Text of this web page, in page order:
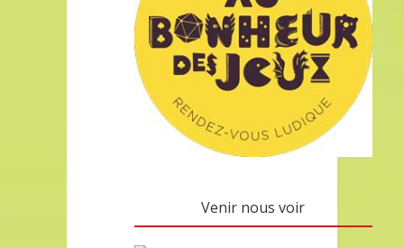
Venir nous voir